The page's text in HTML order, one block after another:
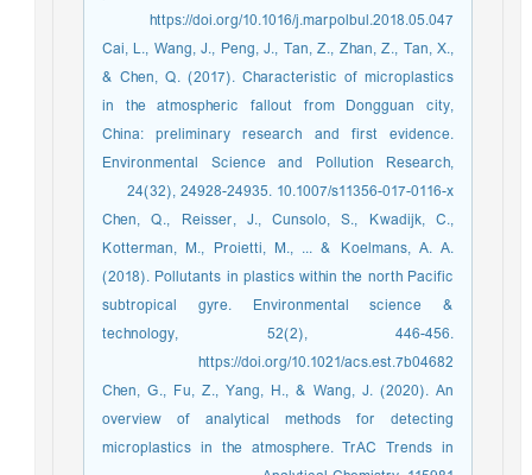
https://doi.org/10.1016/j.marpolbul.2018.05.047
Cai, L., Wang, J., Peng, J., Tan, Z., Zhan, Z., Tan, X.,
& Chen, Q. (2017). Characteristic of microplastics
in the atmospheric fallout from Dongguan city,
China: preliminary research and first evidence.
Environmental Science and Pollution Research,
24(32), 24928-24935. 10.1007/s11356-017-0116-x
Chen, Q., Reisser, J., Cunsolo, S., Kwadijk, C.,
Kotterman, M., Proietti, M., ... & Koelmans, A. A.
(2018). Pollutants in plastics within the north Pacific
subtropical gyre. Environmental science &
technology, 52(2), 446-456.
https://doi.org/10.1021/acs.est.7b04682
Chen, G., Fu, Z., Yang, H., & Wang, J. (2020). An
overview of analytical methods for detecting
microplastics in the atmosphere. TrAC Trends in